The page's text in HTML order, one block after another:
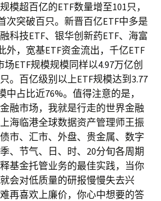
模超百亿的ETF数量增至101只，
次突破百只。新晋百亿ETF中多是
科技ETF、银华创新药ETF、海富
外，宽基ETF资金流出，千亿ETF
ETF规模规模同样以4.97万亿创
。百亿级别以上ETF规模达到3.77
中占比近76%。值得注意的是，
融市场，我就是行走的世界金融
海临港全球数据资产管理师王振
市、汇市、外盘、贵金属、数字
、节气、日、时、20分旬各周期
基金托管业务的最佳实践，当你
会对低质量的研报慢慢失去兴
再喜欢上廉价，你心中想要的答